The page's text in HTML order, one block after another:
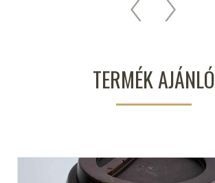
TERMÉK AJÁNLÓ